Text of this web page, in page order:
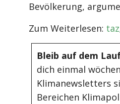
Bevölkerung,
Zum Weiterlesen: taz
Bleib auf dem
dich einmal
Klimanewsletters
Bereichen